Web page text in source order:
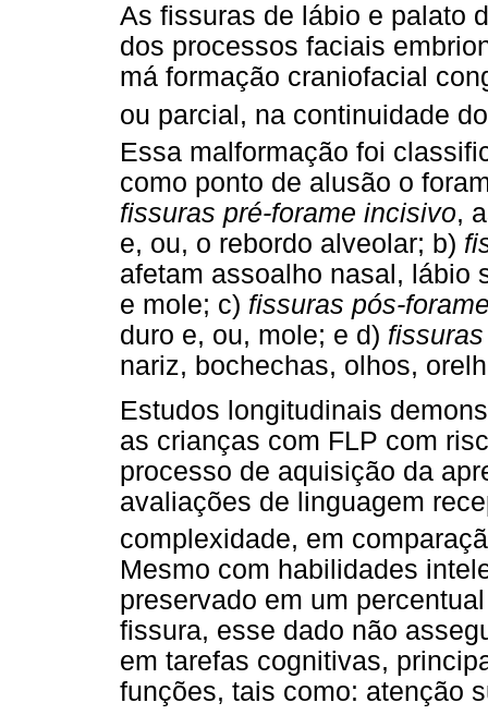
As fissuras de lábio e palato
dos processos faciais
má formação craniofacial
ou parcial, na continuidade
Essa malformação foi
como ponto de alusão o
fissuras pré-forame incisivo,
e, ou, o rebordo alveolar; b)
afetam assoalho nasal, lábio
e mole; c) fissuras pós-
duro e, ou, mole; e d)
nariz, bochechas, olhos,
Estudos longitudinais
as crianças com FLP com
processo de aquisição da
avaliações de linguagem
complexidade, em
Mesmo com habilidades
preservado em um
fissura, esse dado não
em tarefas cognitivas,
funções, tais como: atenção